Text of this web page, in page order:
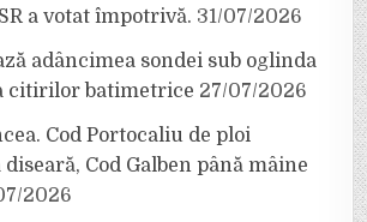
a votat împotrivă. 31/07/2026
adâncimea sondei sub oglinda
citirilor batimetrice 27/07/2026
Cod Portocaliu de ploi
Cod Galben până mâine
2026